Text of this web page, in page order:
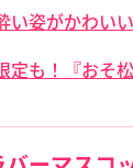
い姿がかわい
定も！『おそ